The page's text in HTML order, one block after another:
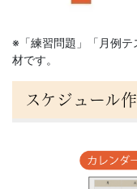
績
を
※「練習問題」「月例テ
材です。
スケジュール